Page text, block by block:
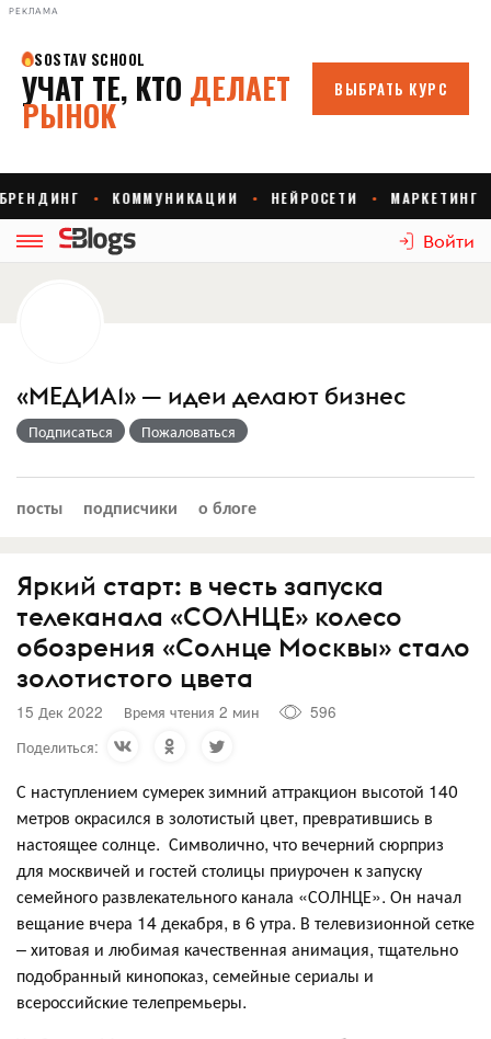
РЕКЛАМА
Войти
«МЕДИА1» — идеи делают бизнес
Подписаться Пожаловаться
посты подписчики о блоге
Яркий старт: в честь запуска
телеканала «СОЛНЦЕ» колесо
обозрения «Солнце Москвы» стало
золотистого цвета
15 Дек 2022 Время чтения 2 мин
596
Поделиться:
С наступлением сумерек зимний аттракцион высотой 140
метров окрасился в золотистый цвет, превратившись в
настоящее солнце. Символично, что вечерний сюрприз
для москвичей и гостей столицы приурочен к запуску
семейного развлекательного канала «СОЛНЦЕ». Он начал
вещание вчера 14 декабря, в 6 утра. В телевизионной сетке
– хитовая и любимая качественная анимация, тщательно
подобранный кинопоказ, семейные сериалы и
всероссийские телепремьеры.